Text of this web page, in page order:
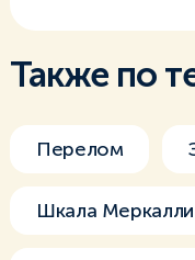
Также по
Перелом
Шкала Меркалли